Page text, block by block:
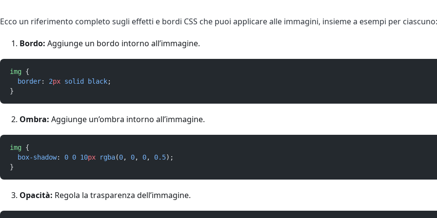
Ecco un riferimento completo sugli effetti e bordi CSS che puoi applicare alle immagini, insieme a esempi per ciascuno:
Bordo: Aggiunge un bordo intorno all’immagine.
img {
border: 2px solid black;
}
Ombra: Aggiunge un’ombra intorno all’immagine.
img {
box-shadow: 0 0 10px rgba(0, 0, 0, 0.5);
}
Opacità: Regola la trasparenza dell’immagine.